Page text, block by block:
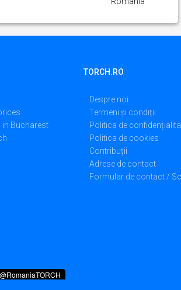
in Bucharest
TORCH.RO
Despre noi
Termeni și condiții
Politica de
Politica de cookies
Contribuții
Adrese de contact
Formular de contact /